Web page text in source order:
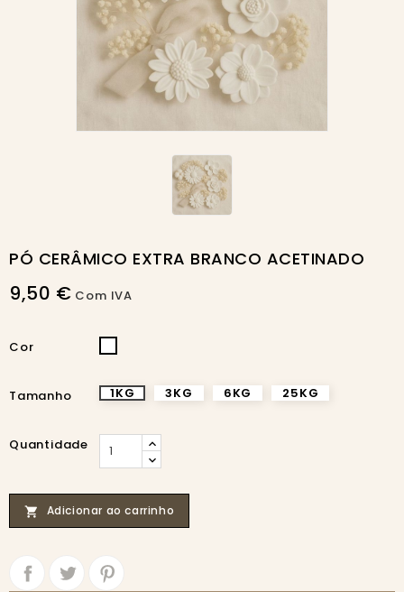
PÓ CERÂMICO EXTRA BRANCO ACETINADO
9,50 € Com IVA
Cor BRANCO
Tamanho 1KG 3KG 6KG 25KG
Quantidade
 Adicionar ao carrinho